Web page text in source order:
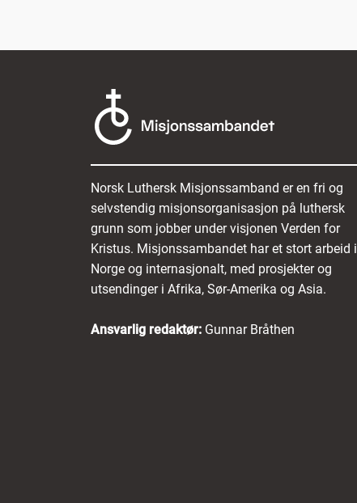
Norsk Luthersk Misjonssamband er en fri og
selvstendig misjonsorganisasjon på luthersk
grunn som jobber under visjonen Verden for
Kristus. Misjonssambandet har et stort arbeid i
Norge og internasjonalt, med prosjekter og
utsendinger i Afrika, Sør-Amerika og Asia.
Ansvarlig redaktør: Gunnar Bråthen